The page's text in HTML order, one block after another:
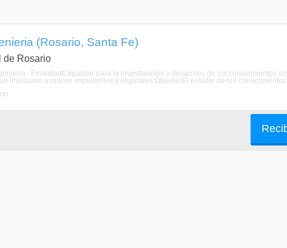
(Rosario, Santa Fe)
de Rosario
FinalidadCapacitar para la investigación y desarrollo de los conocimientos
impliquen avances importantes y originales.ObjetivoEl estudio de los conocimientos